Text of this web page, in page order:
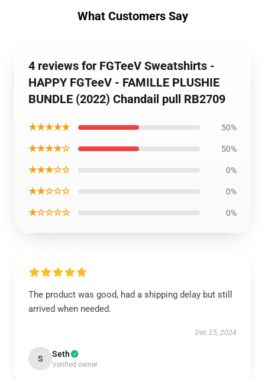
What Customers Say
4 reviews for FGTeeV Sweatshirts -
HAPPY FGTeeV - FAMILLE PLUSHIE
BUNDLE (2022) Chandail pull RB2709
★★★★★ 50%
★★★★☆ 50%
★★★☆☆ 0%
★★☆☆☆ 0%
★☆☆☆☆ 0%
The product was good, had a shipping delay but still
arrived when needed.
Dec 25, 2024
S Seth
Verified owner